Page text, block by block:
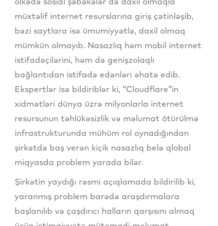
müxtəlif internet resurslarına giriş çətinləşib,
bəzi saytlara isə ümumiyyətlə, daxil olmaq
mümkün olmayıb. Nasazlıq həm mobil internet
istifadəçilərini, həm də genişzolaqlı
bağlantıdan istifadə edənləri əhatə edib.
Ekspertlər isə bildiriblər ki, “Cloudflare”in
xidmətləri dünya üzrə milyonlarla internet
resursunun təhlükəsizlik və məlumat ötürülmə
infrastrukturunda mühüm rol oynadığından
şirkətdə baş verən kiçik nasazlıq belə qlobal
miqyasda problem yarada bilər.
Şirkətin yaydığı rəsmi açıqlamada bildirilib ki,
yaranmış problem barədə araşdırmalara
başlanılıb və çaşdırıcı halların qarşısını almaq